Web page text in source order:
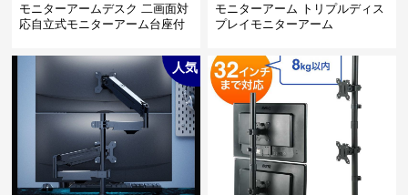
モニターアームデスク 二画面対
応自立式モニターアーム台座付
モニターアーム トリプルディス
プレイモニターアーム
人気